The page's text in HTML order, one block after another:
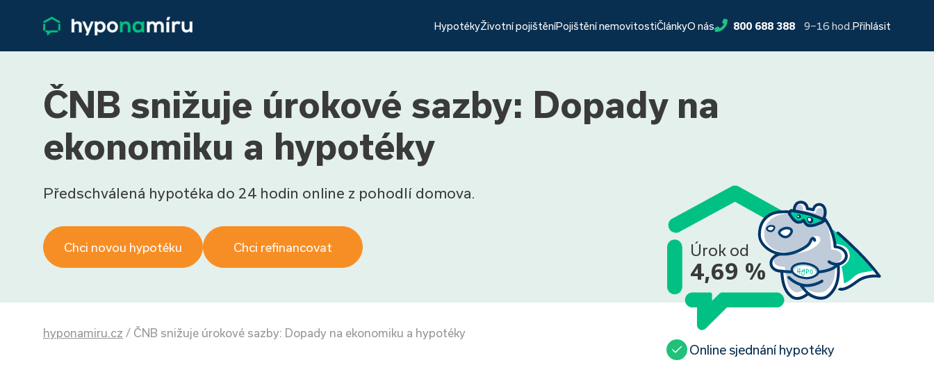
HypotékyŽivotní pojištěníPojištění nemovitostiČlánkyO nás 800 688 388 9−16 hod. Přihlásit
ČNB snižuje úrokové sazby: Dopady na
ekonomiku a hypotéky
Předschválená hypotéka do 24 hodin online z pohodlí domova.
Chci novou hypotéku Chci refinancovat Úrok od
4,69 %
hyponamiru.cz / ČNB snižuje úrokové sazby: Dopady na ekonomiku a hypotéky
Online sjednání hypotéky